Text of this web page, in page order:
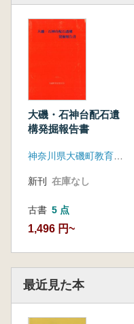
大磯・石神台配石遺
構発掘報告書
新刊 在庫なし
古書 5 点
1,496 円~
最近見た本